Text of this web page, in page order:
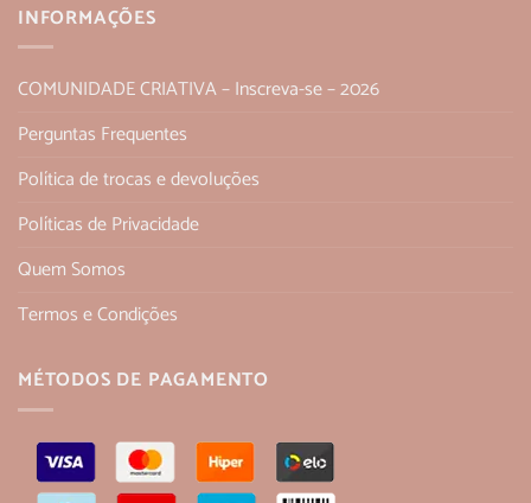
INFORMAÇÕES
COMUNIDADE CRIATIVA – Inscreva-se – 2026
Perguntas Frequentes
Política de trocas e devoluções
Políticas de Privacidade
Quem Somos
Termos e Condições
MÉTODOS DE PAGAMENTO